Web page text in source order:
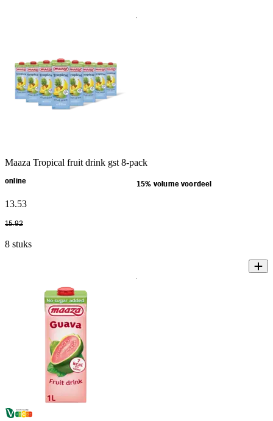
Maaza Tropical fruit drink gst 8-pack
online 15% volume voordeel
13.53
15.92
8 stuks